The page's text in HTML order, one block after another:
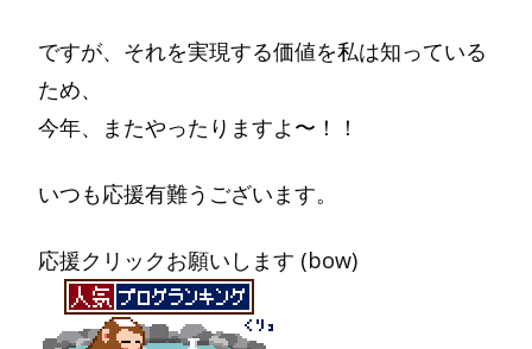
ですが、それを実現する価値を私は知っている
ため、
今年、またやったりますよ〜！！
いつも応援有難うございます。
応援クリックお願いします (bow)